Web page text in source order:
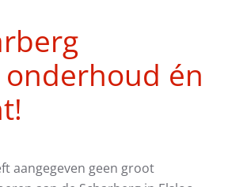
én
aangegeven geen groot